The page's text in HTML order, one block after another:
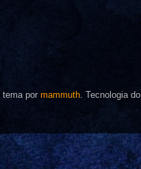
tema por mammuth. Tecnologia do